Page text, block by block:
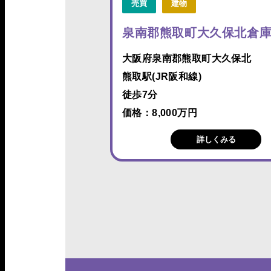
売買 建物
泉南郡熊取町大久保北倉
大阪府泉南郡熊取町大久保北
熊取駅(JR阪和線)
徒歩7分
価格：8,000万円
詳しくみる